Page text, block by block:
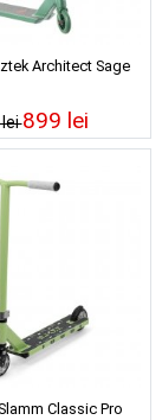
Architect Sage
lei899 lei
Classic Pro